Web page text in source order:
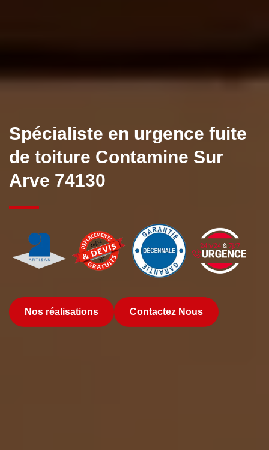
Spécialiste en urgence fuite
de toiture Contamine Sur
Arve 74130
Nos réalisations Contactez Nous